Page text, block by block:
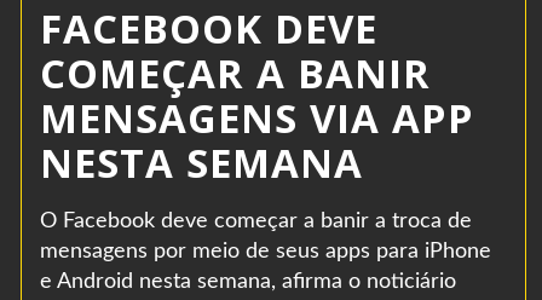
FACEBOOK DEVE
COMEÇAR A BANIR
MENSAGENS VIA APP
NESTA SEMANA
O Facebook deve começar a banir a troca de
mensagens por meio de seus apps para iPhone
e Android nesta semana, afirma o noticiário